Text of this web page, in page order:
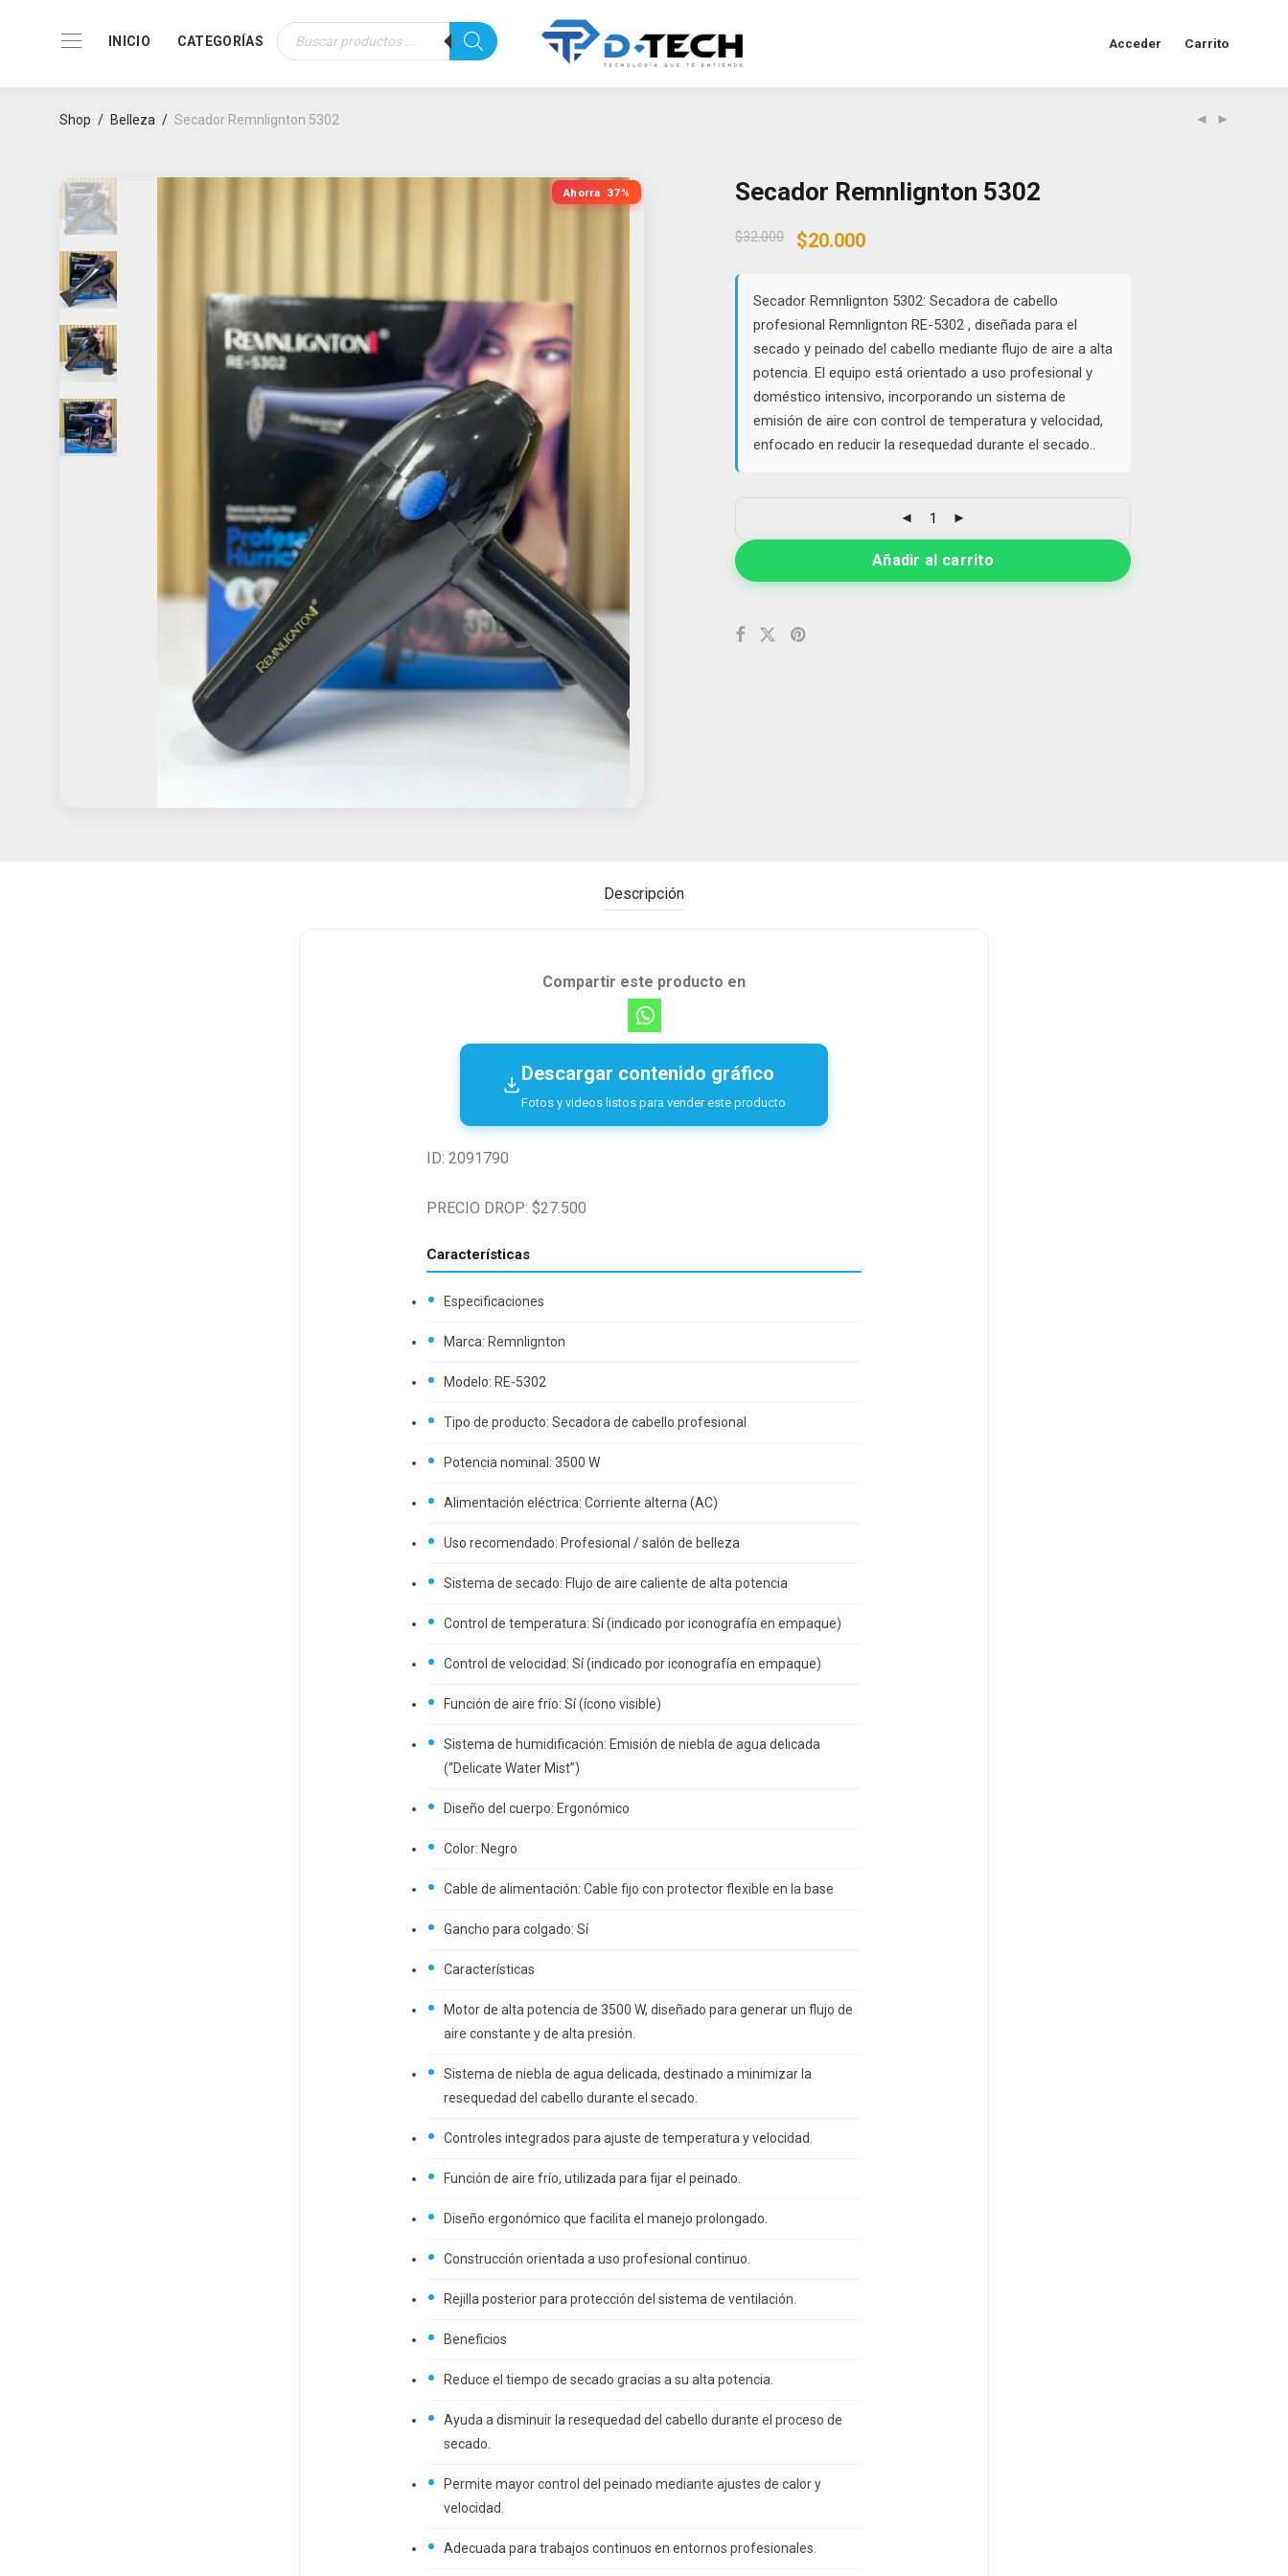
INICIO CATEGORÍAS
Búsqueda
de
Acceder Carrito
Shop / Belleza / Secador Remnlignton 5302
Ahorra 37% Secador Remnlignton 5302
$32.000
Original
$32.000.
$20.000Current
$20.000.
Secador Remnlignton 5302: Secadora de cabello
profesional Remnlignton RE-5302 , diseñada para el
secado y peinado del cabello mediante flujo de aire a alta
potencia. El equipo está orientado a uso profesional y
doméstico intensivo, incorporando un sistema de
emisión de aire con control de temperatura y velocidad,
enfocado en reducir la resequedad durante el secado..
Añadir al carrito
Descripción
Compartir este producto en
Descargar contenido gráfico
Fotos y videos listos para vender este producto
ID: 2091790
PRECIO DROP: $27.500
Características
Especificaciones
Marca: Remnlignton
Modelo: RE-5302
Tipo de producto: Secadora de cabello profesional
Potencia nominal: 3500 W
Alimentación eléctrica: Corriente alterna (AC)
Uso recomendado: Profesional / salón de belleza
Sistema de secado: Flujo de aire caliente de alta potencia
Control de temperatura: Sí (indicado por iconografía en empaque)
Control de velocidad: Sí (indicado por iconografía en empaque)
Función de aire frío: Sí (ícono visible)
Sistema de humidificación: Emisión de niebla de agua delicada
(“Delicate Water Mist”)
Diseño del cuerpo: Ergonómico
Color: Negro
Cable de alimentación: Cable fijo con protector flexible en la base
Gancho para colgado: Sí
Características
Motor de alta potencia de 3500 W, diseñado para generar un flujo de
aire constante y de alta presión.
Sistema de niebla de agua delicada, destinado a minimizar la
resequedad del cabello durante el secado.
Controles integrados para ajuste de temperatura y velocidad.
Función de aire frío, utilizada para fijar el peinado.
Diseño ergonómico que facilita el manejo prolongado.
Construcción orientada a uso profesional continuo.
Rejilla posterior para protección del sistema de ventilación.
Beneficios
Reduce el tiempo de secado gracias a su alta potencia.
Ayuda a disminuir la resequedad del cabello durante el proceso de
secado.
Permite mayor control del peinado mediante ajustes de calor y
velocidad.
Adecuada para trabajos continuos en entornos profesionales.